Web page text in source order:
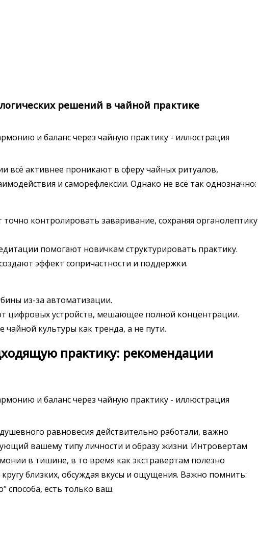
решений в чайной практике
всё активнее проникают в сферу чайных ритуалов,
и саморефлексии. Однако не всё так однозначно:
контролировать заваривание, сохраняя органолептику
помогают новичкам структурировать практику.
эффект сопричастности и поддержки.
из-за автоматизации.
цифровых устройств, мешающее полной концентрации.
чайной культуры как тренда, а не пути.
практику: рекомендации
равновесия действительно работали, важно
вашему типу личности и образу жизни. Интровертам
в тишине, в то время как экстравертам полезно
близких, обсуждая вкусы и ощущения. Важно помнить:
способа, есть только ваш.